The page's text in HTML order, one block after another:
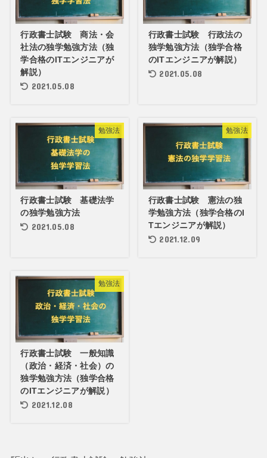
行政書士試験 商法・会
社法の独学勉強方法（独
学合格のITエンジニアが
解説）
2021.05.08
行政書士試験 行政法の
独学勉強方法（独学合格
のITエンジニアが解説）
2021.05.08
勉強法
行政書士試験 基礎法学
の独学勉強方法
2021.05.08
勉強法
行政書士試験 憲法の独
学勉強方法（独学合格のI
Tエンジニアが解説）
2021.12.09
勉強法
行政書士試験 一般知識
（政治・経済・社会）の
独学勉強方法（独学合格
のITエンジニアが解説）
2021.12.08